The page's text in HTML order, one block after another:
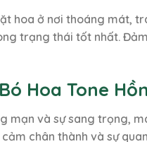
hoa ở nơi thoáng
trạng thái tốt nhất.
Hoa Tone
mạn và sự sang trọng,
chân thành và sự